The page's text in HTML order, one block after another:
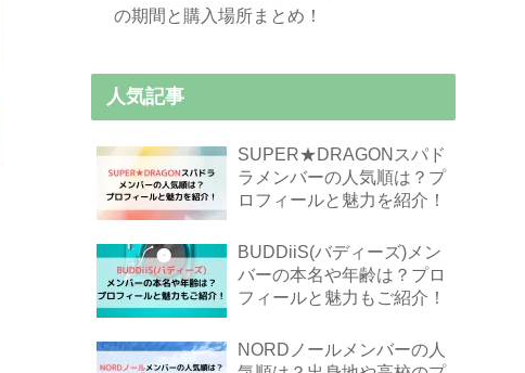
の期間と購入場所まとめ！
人気記事
SUPER★DRAGONスパド
ラメンバーの人気順は？プ
ロフィールと魅力を紹介！
BUDDiiS(バディーズ)メン
バーの本名や年齢は？プロ
フィールと魅力もご紹介！
NORDノールメンバーの人